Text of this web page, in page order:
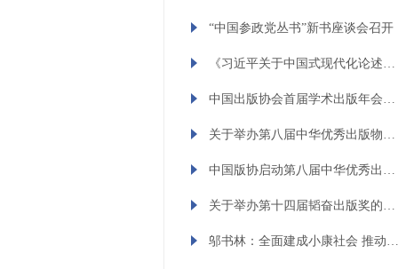
“中国参政党丛书”新书座谈会召开
《习近平关于中国式现代化论述摘编》法文版出版发行
中国出版协会首届学术出版年会（2023）征稿启事
关于举办第八届中华优秀出版物奖的通知
中国版协启动第八届中华优秀出版物奖评选
关于举办第十四届韬奋出版奖的通知
邬书林：全面建成小康社会 推动出版强国建设